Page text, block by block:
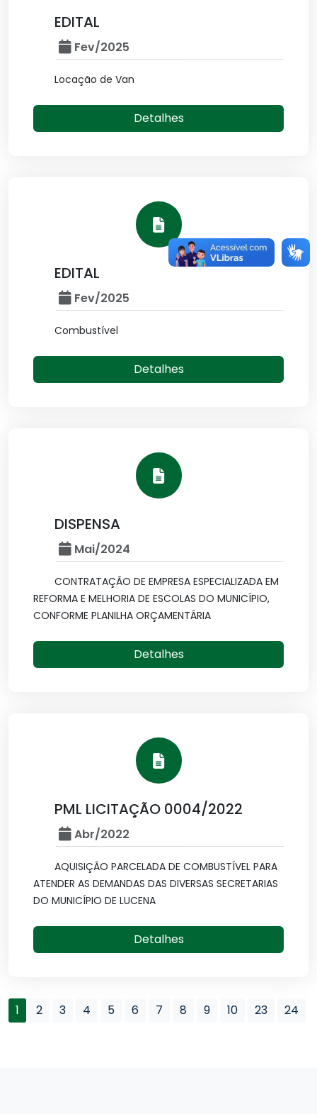
EDITAL
Fev/2025
Locação de Van
Detalhes
EDITAL
Fev/2025
Combustível
Detalhes
DISPENSA
Mai/2024
CONTRATAÇÃO DE EMPRESA ESPECIALIZADA EM
REFORMA E MELHORIA DE ESCOLAS DO MUNICÍPIO,
CONFORME PLANILHA ORÇAMENTÁRIA
Detalhes
PML LICITAÇÃO 0004/2022
Abr/2022
AQUISIÇÃO PARCELADA DE COMBUSTÍVEL PARA
ATENDER AS DEMANDAS DAS DIVERSAS SECRETARIAS
DO MUNICÍPIO DE LUCENA
Detalhes
1 2 3 4 5 6 7 8 9 10 23 24